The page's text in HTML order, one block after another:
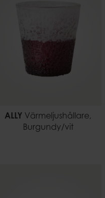
ALLY Värmeljushållare,
Burgundy/vit